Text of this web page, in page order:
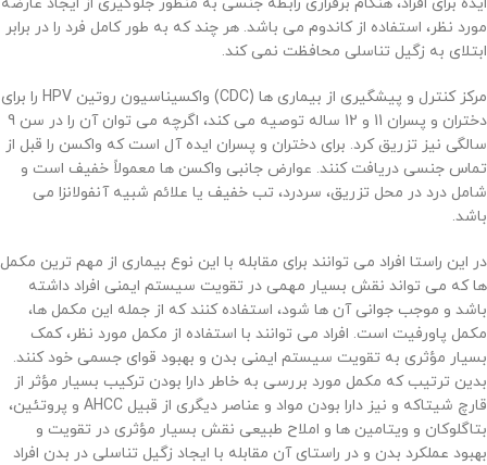
مورد نظر، استفاده از کاندوم می باشد. هر چند که به طور کامل فرد را در برابر
ابتلای به زگیل تناسلی محافظت نمی کند.
مرکز کنترل و پیشگیری از بیماری ‌ها (CDC) واکسیناسیون روتین HPV را برای
دختران و پسران 11 و 12 ساله توصیه می ‌کند، اگرچه می ‌توان آن را در سن 9
سالگی نیز تزریق کرد. برای دختران و پسران ایده آل است که واکسن را قبل از
تماس جنسی دریافت کنند. عوارض جانبی واکسن ها معمولاً خفیف است و
شامل درد در محل تزریق، سردرد، تب خفیف یا علائم شبیه آنفولانزا می
باشد.
در این راستا افراد می توانند برای مقابله با این نوع بیماری از مهم ترین مکمل
ها که می تواند نقش بسیار مهمی در تقویت سیستم ایمنی افراد داشته
باشد و موجب جوانی آن ها شود، استفاده کنند که از جمله این مکمل ها،
مکمل پاورفیت است. افراد می توانند با استفاده از مکمل مورد نظر، کمک
بسیار مؤثری به تقویت سیستم ایمنی بدن و بهبود قوای جسمی خود کنند.
بدین ترتیب که مکمل مورد بررسی به خاطر دارا بودن ترکیب بسیار مؤثر از
قارچ شیتاکه و نیز دارا بودن مواد و عناصر دیگری از قبیل AHCC و پروتئین،
بتاگلوکان و ویتامین ها و املاح طبیعی نقش بسیار مؤثری در تقویت و
بهبود عملکرد بدن و در راستای آن مقابله با ایجاد زگیل تناسلی در بدن افراد